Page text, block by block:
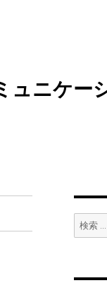
ニケー
検
索: